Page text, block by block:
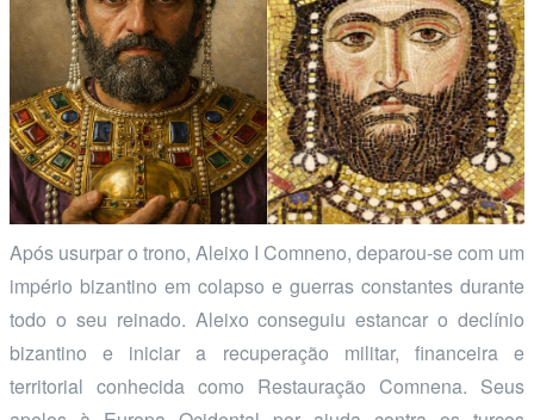
Após usurpar o trono, Aleixo I Comneno, deparou-se com um
império bizantino em colapso e guerras constantes durante
todo o seu reinado. Aleixo conseguiu estancar o declínio
bizantino e iniciar a recuperação militar, financeira e
territorial conhecida como Restauração Comnena. Seus